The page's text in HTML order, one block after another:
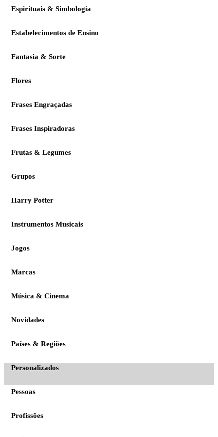
Espirituais & Simbologia
Estabelecimentos de Ensino
Fantasia & Sorte
Flores
Frases Engraçadas
Frases Inspiradoras
Frutas & Legumes
Grupos
Harry Potter
Instrumentos Musicais
Jogos
Marcas
Música & Cinema
Novidades
Países & Regiões
Personalizados
Pessoas
Profissões